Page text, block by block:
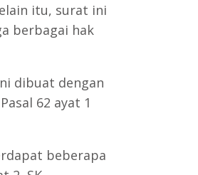
itu, surat ini
berbagai hak
dibuat dengan
62 ayat 1
beberapa